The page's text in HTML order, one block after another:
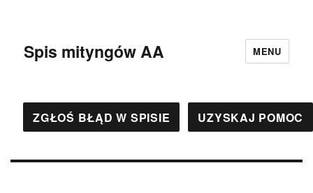
Spis mityngów AA MENU
ZGŁOŚ BŁĄD W SPISIE UZYSKAJ POMOC